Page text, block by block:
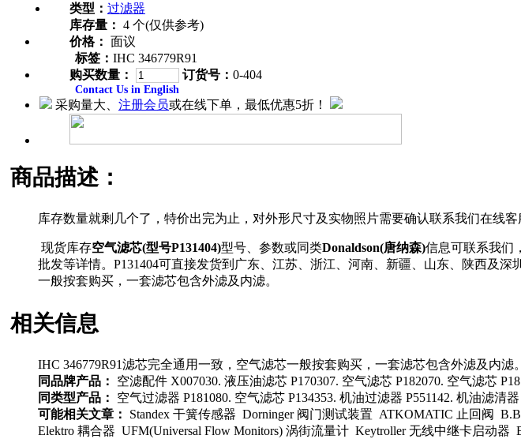
类型： 过滤器
库存量： 4 个(仅供参考)
价格： 面议
标签： IHC 346779R91
购买数量：
订货号： 0-404
Contact Us in English
采购量大、 注册会员或在线下单，最低优惠5折！
商品描述：
库存数量就剩几个了，特价出完为止，对外形尺寸及实物照片需要确认联系我们在线客
现货库存空气滤芯(型号P131404)型号、参数或同类Donaldson(唐纳森)信息可联系我们
批发等详情。P131404可直接发货到广东、江苏、浙江、河南、新疆、山东、陕西及
一般按套购买，一套滤芯包含外滤及内滤。
相关信息
IHC 346779R91滤芯完全通用一致，空气滤芯一般按套购买，一套滤芯包含外滤及内滤。
同品牌产品：
空滤配件 X007030. 液压油滤芯 P170307. 空气滤芯 P182070. 空气滤芯
同类型产品：
空气过滤器 P181080. 空气滤芯 P134353. 机油过滤器 P551142. 机油滤清
可能相关文章：
Standex 干簧传感器 Dorninger 阀门测试装置 ATKOMATIC 止回阀
Elektro 耦合器 UFM(Universal Flow Monitors) 涡街流量计 Keytroller 无线中继卡启动